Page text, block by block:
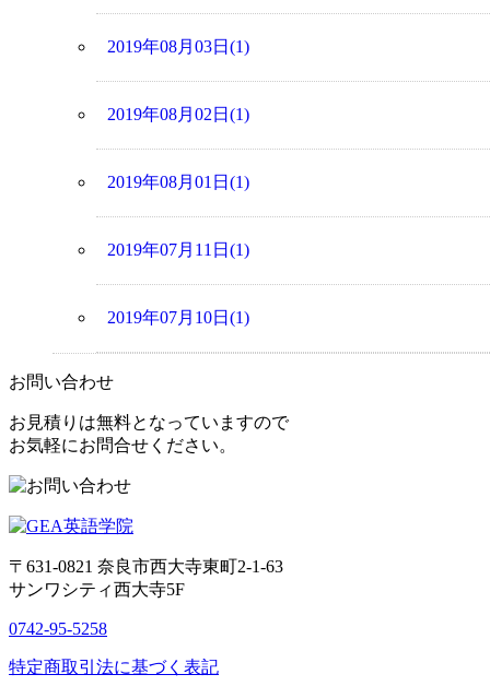
2019年08月03日(1)
2019年08月02日(1)
2019年08月01日(1)
2019年07月11日(1)
2019年07月10日(1)
お問い合わせ
お見積りは無料となっていますので
お気軽にお問合せください。
〒631-0821 奈良市西大寺東町2-1-63
サンワシティ西大寺5F
0742-95-5258
特定商取引法に基づく表記